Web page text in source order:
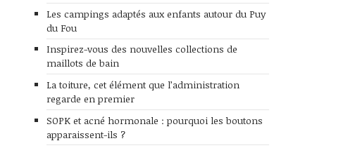
Les campings adaptés aux enfants autour du Puy
du Fou
Inspirez-vous des nouvelles collections de
maillots de bain
La toiture, cet élément que l’administration
regarde en premier
SOPK et acné hormonale : pourquoi les boutons
apparaissent-ils ?